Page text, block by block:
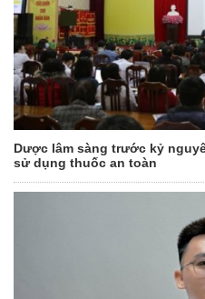
Dược lâm sàng trước kỷ
sử dụng thuốc an toàn